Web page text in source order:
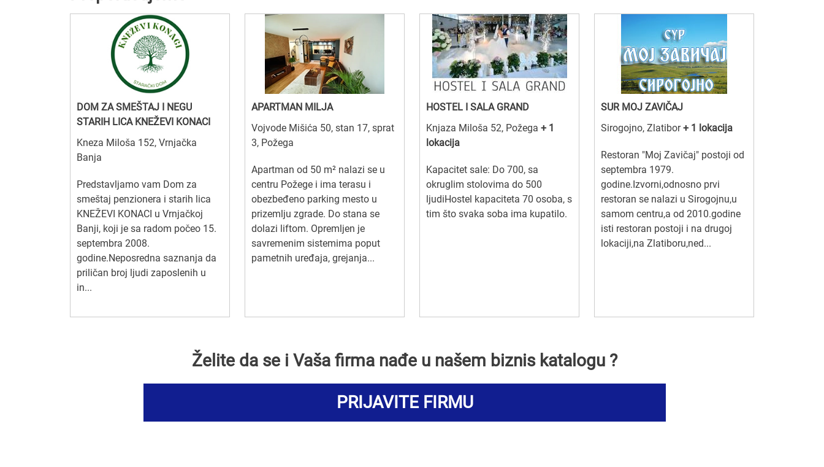
DOM ZA SMEŠTAJ I NEGU
STARIH LICA KNEŽEVI KONACI
Kneza Miloša 152, Vrnjačka
Banja
Predstavljamo vam Dom za
smeštaj penzionera i starih lica
KNEŽEVI KONACI u Vrnjačkoj
Banji, koji je sa radom počeo 15.
septembra 2008.
godine.Neposredna saznanja da
priličan broj ljudi zaposlenih u
in...
APARTMAN MILJA
Vojvode Mišića 50, stan 17, sprat
3, Požega
Apartman od 50 m² nalazi se u
centru Požege i ima terasu i
obezbeđeno parking mesto u
prizemlju zgrade. Do stana se
dolazi liftom. Opremljen je
savremenim sistemima poput
pametnih uređaja, grejanja...
HOSTEL I SALA GRAND
Knjaza Miloša 52, Požega + 1
lokacija
Kapacitet sale: Do 700, sa
okruglim stolovima do 500
ljudiHostel kapaciteta 70 osoba, s
tim što svaka soba ima kupatilo.
SUR MOJ ZAVIČAJ
Sirogojno, Zlatibor+ 1 lokacija
Restoran "Moj Zavičaj" postoji od
septembra 1979.
godine.Izvorni,odnosno prvi
restoran se nalazi u Sirogojnu,u
samom centru,a od 2010.godine
isti restoran postoji i na drugoj
lokaciji,na Zlatiboru,ned...
Želite da se i Vaša firma nađe u našem biznis katalogu ?
PRIJAVITE FIRMU